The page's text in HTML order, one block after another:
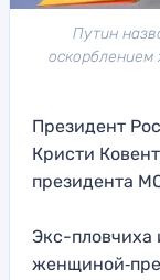
Путин
оскорблением
Президент
Кристи
президента
Экс-пловчиха